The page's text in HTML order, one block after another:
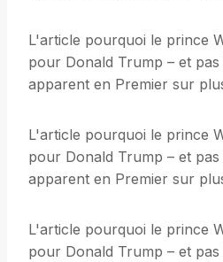
L'article pourquoi le prince
pour Donald Trump – et
apparent en Premier sur
L'article pourquoi le prince
pour Donald Trump – et
apparent en Premier sur
L'article pourquoi le prince
pour Donald Trump – et